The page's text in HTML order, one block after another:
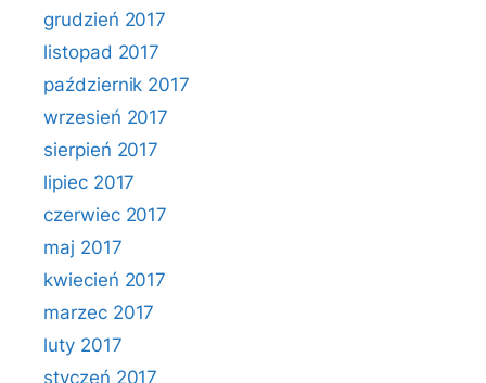
grudzień 2017
listopad 2017
październik 2017
wrzesień 2017
sierpień 2017
lipiec 2017
czerwiec 2017
maj 2017
kwiecień 2017
marzec 2017
luty 2017
styczeń 2017